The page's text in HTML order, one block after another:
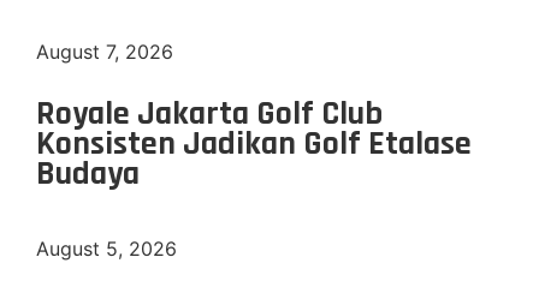
August 7, 2026
Royale Jakarta Golf Club
Konsisten Jadikan Golf Etalase
Budaya
August 5, 2026